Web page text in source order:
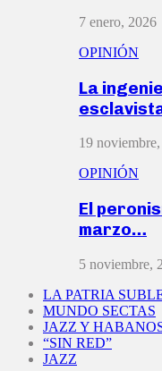
7 enero, 2026
OPINIÓN
La
19
OPINIÓN
El
marzo…
5 noviembre,
LA PATRIA
MUNDO SECTAS
JAZZ Y
“SIN RED”
JAZZ